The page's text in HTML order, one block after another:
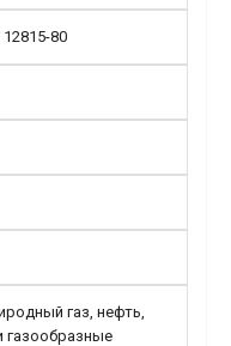
80
газ, нефть,
газообразные